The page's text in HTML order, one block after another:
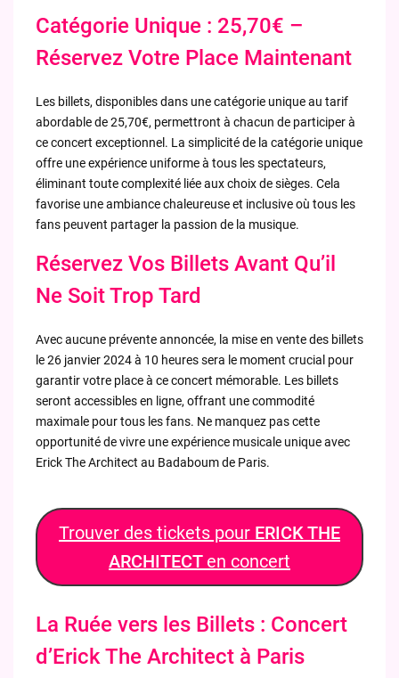
Catégorie Unique : 25,70€ –
Réservez Votre Place Maintenant
Les billets, disponibles dans une catégorie unique au tarif
abordable de 25,70€, permettront à chacun de participer à
ce concert exceptionnel. La simplicité de la catégorie unique
offre une expérience uniforme à tous les spectateurs,
éliminant toute complexité liée aux choix de sièges. Cela
favorise une ambiance chaleureuse et inclusive où tous les
fans peuvent partager la passion de la musique.
Réservez Vos Billets Avant Qu’il
Ne Soit Trop Tard
Avec aucune prévente annoncée, la mise en vente des billets
le 26 janvier 2024 à 10 heures sera le moment crucial pour
garantir votre place à ce concert mémorable. Les billets
seront accessibles en ligne, offrant une commodité
maximale pour tous les fans. Ne manquez pas cette
opportunité de vivre une expérience musicale unique avec
Erick The Architect au Badaboum de Paris.
Trouver des tickets pour ERICK THE
ARCHITECT en concert
La Ruée vers les Billets : Concert
d’Erick The Architect à Paris